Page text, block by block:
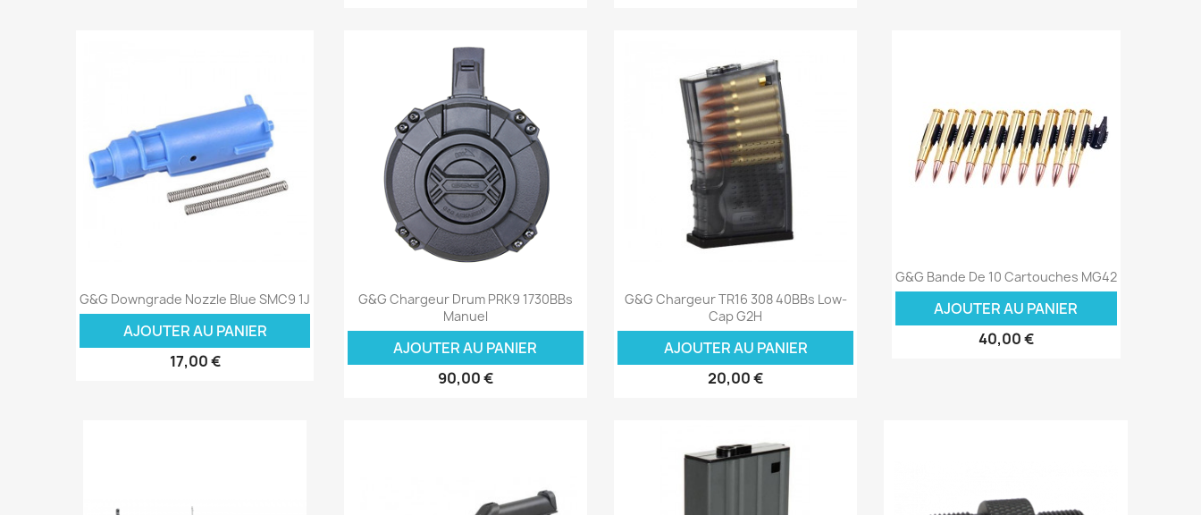
Aperçu rapide
G&G Downgrade Nozzle Blue SMC9 1J
AJOUTER AU PANIER
17,00 €
Aperçu rapide
G&G Chargeur Drum PRK9 1730BBs
Manuel
AJOUTER AU PANIER
90,00 €
Aperçu rapide
G&G Chargeur TR16 308 40BBs Low-
Cap G2H
AJOUTER AU PANIER
20,00 €
 Aperçu rapide
G&G Bande De 10 Cartouches MG42
AJOUTER AU PANIER
40,00 €